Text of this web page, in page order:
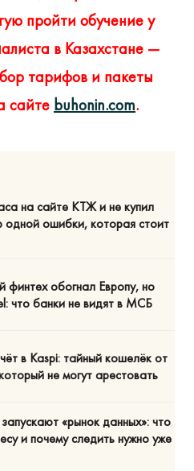
пройти обучение у
в Казахстане —
тарифов и пакеты
сайте buhonin.com.
на сайте КТЖ и не купил
одной ошибки, которая стоит
финтех обогнал Европу, но
что банки не видят в МСБ
в Kaspi: тайный кошелёк от
не могут арестовать
«рынок данных»: что
и почему следить нужно уже